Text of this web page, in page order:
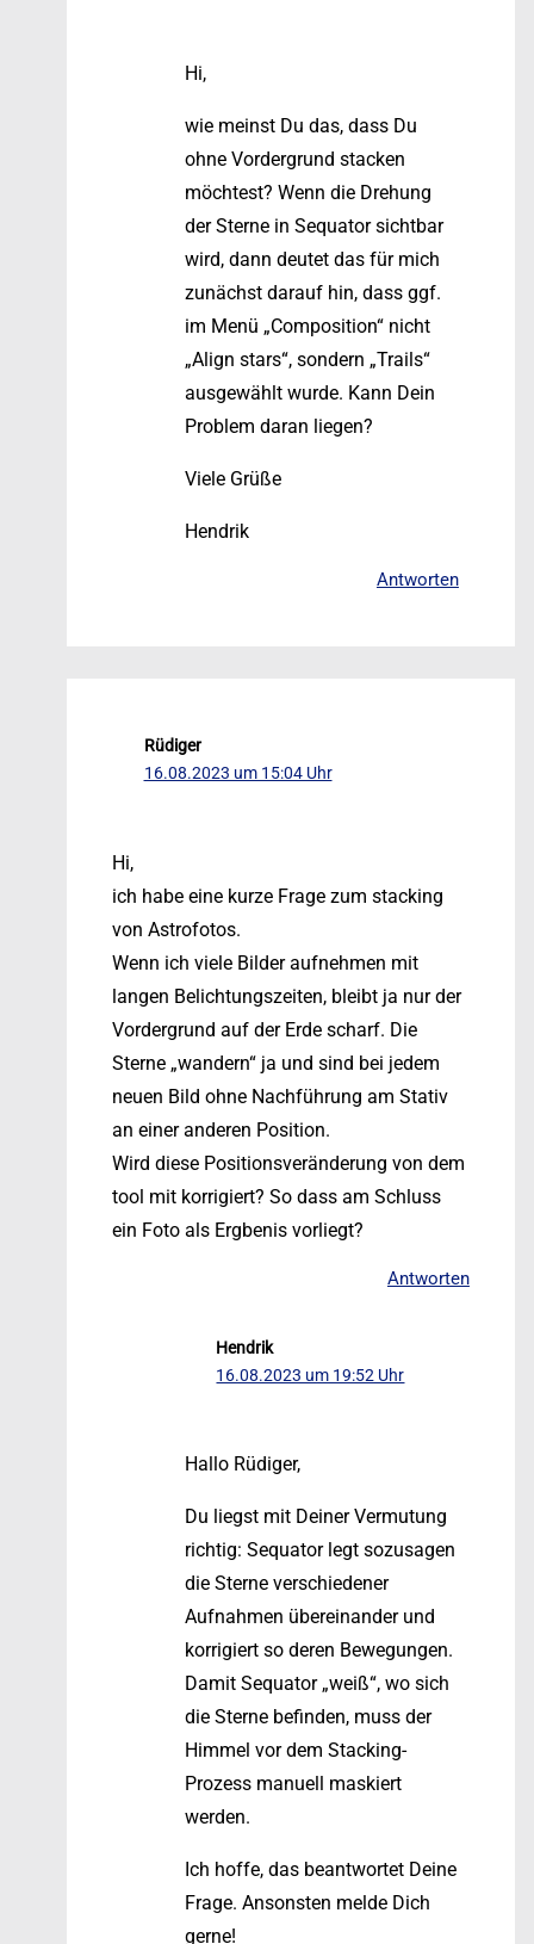
Hi,
wie meinst Du das, dass Du
ohne Vordergrund stacken
möchtest? Wenn die Drehung
der Sterne in Sequator sichtbar
wird, dann deutet das für mich
zunächst darauf hin, dass ggf.
im Menü „Composition“ nicht
„Align stars“, sondern „Trails“
ausgewählt wurde. Kann Dein
Problem daran liegen?
Viele Grüße
Hendrik
Antworten
Rüdiger
16.08.2023 um 15:04 Uhr
Hi,
ich habe eine kurze Frage zum stacking
von Astrofotos.
Wenn ich viele Bilder aufnehmen mit
langen Belichtungszeiten, bleibt ja nur der
Vordergrund auf der Erde scharf. Die
Sterne „wandern“ ja und sind bei jedem
neuen Bild ohne Nachführung am Stativ
an einer anderen Position.
Wird diese Positionsveränderung von dem
tool mit korrigiert? So dass am Schluss
ein Foto als Ergbenis vorliegt?
Antworten
Hendrik
16.08.2023 um 19:52 Uhr
Hallo Rüdiger,
Du liegst mit Deiner Vermutung
richtig: Sequator legt sozusagen
die Sterne verschiedener
Aufnahmen übereinander und
korrigiert so deren Bewegungen.
Damit Sequator „weiß“, wo sich
die Sterne befinden, muss der
Himmel vor dem Stacking-
Prozess manuell maskiert
werden.
Ich hoffe, das beantwortet Deine
Frage. Ansonsten melde Dich
gerne!